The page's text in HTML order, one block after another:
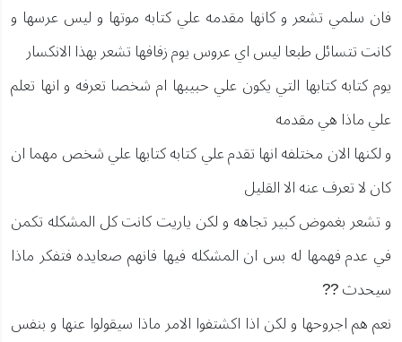
فان سلمي تشعر و كانها مقدمه علي كتابه موتها و ليس عرسها و
كانت تتسائل طبعا ليس اي عروس يوم زفافها تشعر بهذا الانكسار
يوم كتابه كتابها التي يكون علي حبيبها ام شخصا تعرفه و انها تعلم
علي ماذا هي مقدمه
و لكنها الان مختلفه انها تقدم علي كتابه كتابها علي شخص مهما ان
كان لا تعرف عنه الا القليل
و تشعر بغموض كبير تجاهه و لكن ياريت كانت كل المشكله تكمن
في عدم فهمها له بس ان المشكله فيها فانهم صعايده فتفكر ماذا
سيحدث ??
نعم هم اجروحها و لكن اذا اكشتفوا الامر ماذا سيقولوا عنها و بنفس